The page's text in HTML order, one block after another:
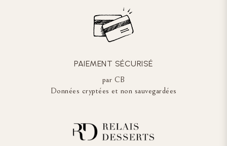
PAIEMENT SÉCURISÉ
par CB
Données cryptées et non sauvegardées